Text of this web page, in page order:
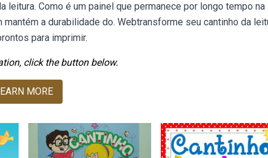
leitura. Como é um painel que permanece por longo tempo na
a durabilidade do. Webtransforme seu cantinho da
para imprimir.
click the button below.
MORE